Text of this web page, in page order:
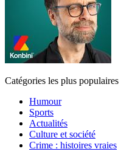
Catégories les plus populaires
Humour
Sports
Actualités
Culture et société
Crime : histoires vraies